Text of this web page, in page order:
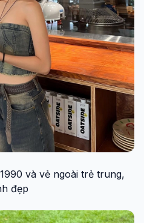
và vẻ ngoài trẻ trung,
đẹp